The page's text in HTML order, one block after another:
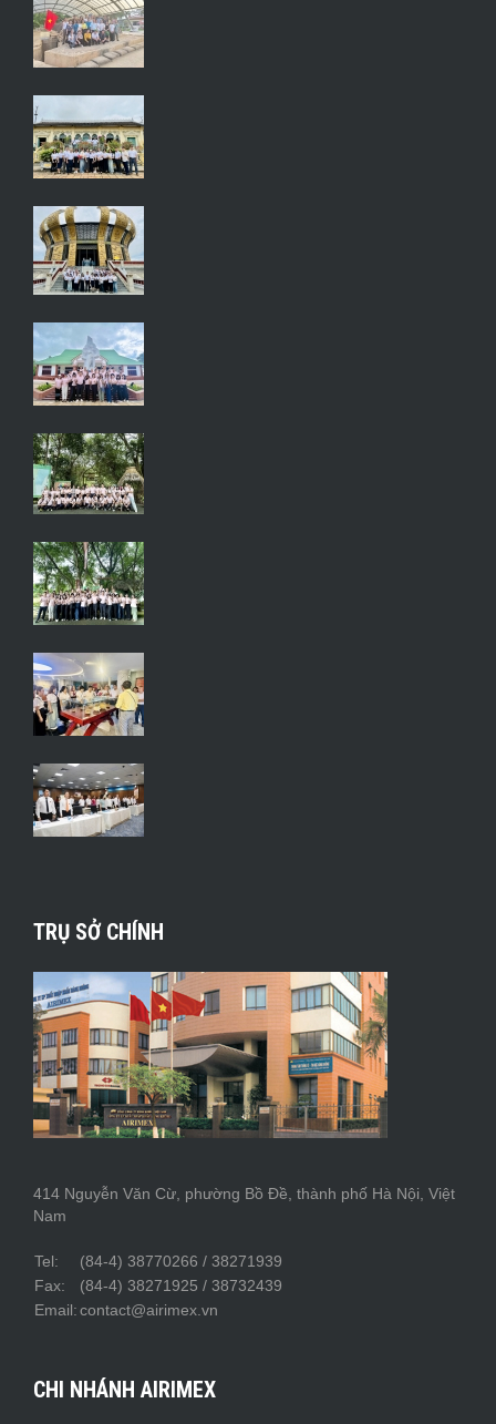
TRỤ SỞ CHÍNH
414 Nguyễn Văn Cừ, phường Bồ Đề, thành phố Hà Nội, Việt
Nam
Tel:
(84-4) 38770266 / 38271939
Fax:
(84-4) 38271925 / 38732439
Email:contact@airimex.vn
CHI NHÁNH AIRIMEX